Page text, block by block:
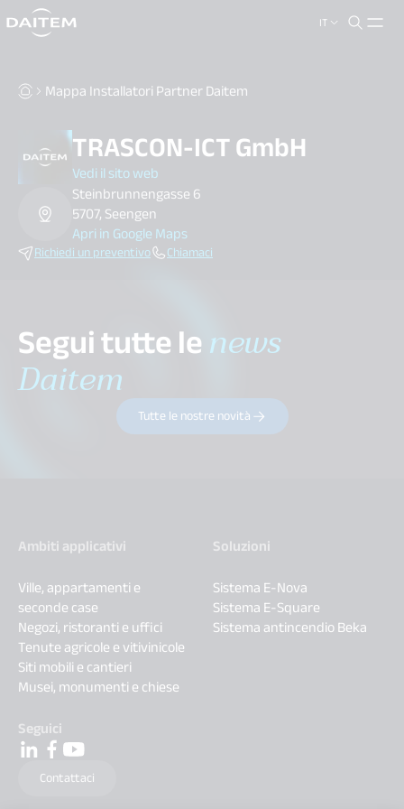
IT
search.label
Mappa Installatori Partner Daitem
TRASCON-ICT GmbH
Vedi il sito web
Steinbrunnengasse 6
5707, Seengen
Apri in Google Maps
Richiedi un preventivo Chiamaci
Segui tutte lenews
Daitem
Tutte le nostre novità
Ambiti applicativi
Ville, appartamenti e
seconde case
Negozi, ristoranti e uffici
Tenute agricole e vitivinicole
Siti mobili e cantieri
Musei, monumenti e chiese
Soluzioni
Sistema E-Nova
Sistema E-Square
Sistema antincendio Beka
Seguici
Contattaci